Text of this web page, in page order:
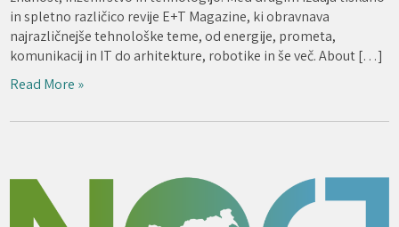
in spletno različico revije E+T Magazine, ki obravnava
najrazličnejše tehnološke teme, od energije, prometa,
komunikacij in IT do arhitekture, robotike in še več. About […]
Read More »